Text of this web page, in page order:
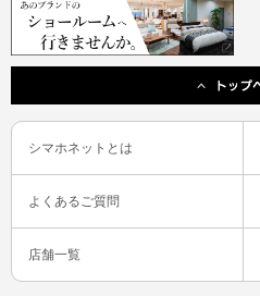
シマホネットとは
よくあるご質問
店舗一覧